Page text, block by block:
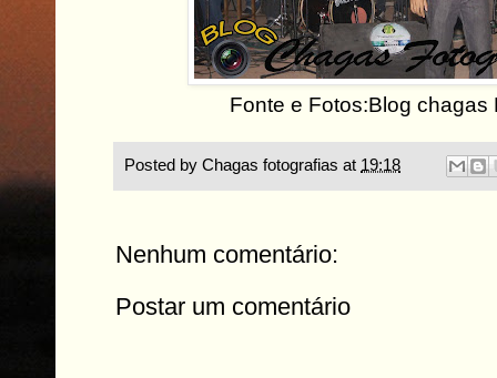
Fonte e Fotos:Blog chagas
Posted by Chagas fotografias at 19:18
Nenhum comentário:
Postar um comentário